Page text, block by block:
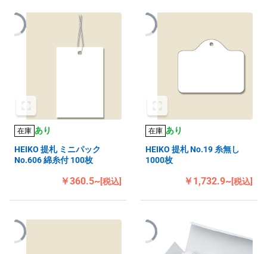
在庫 あり
HEIKO 提札 ミニパック
No.606 綿糸付 100枚
￥360.5~[税込]
在庫 あり
HEIKO 提札 No.19 糸無し
1000枚
￥1,732.9~[税込]